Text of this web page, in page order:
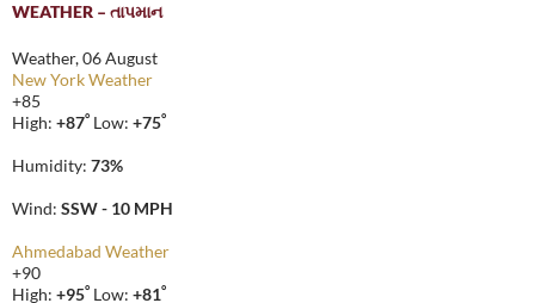
WEATHER – તાપમાન
Weather, 06 August
New York Weather
+85
High: +87° Low: +75°
Humidity: 73%
Wind: SSW - 10 MPH
Ahmedabad Weather
+90
High: +95° Low: +81°